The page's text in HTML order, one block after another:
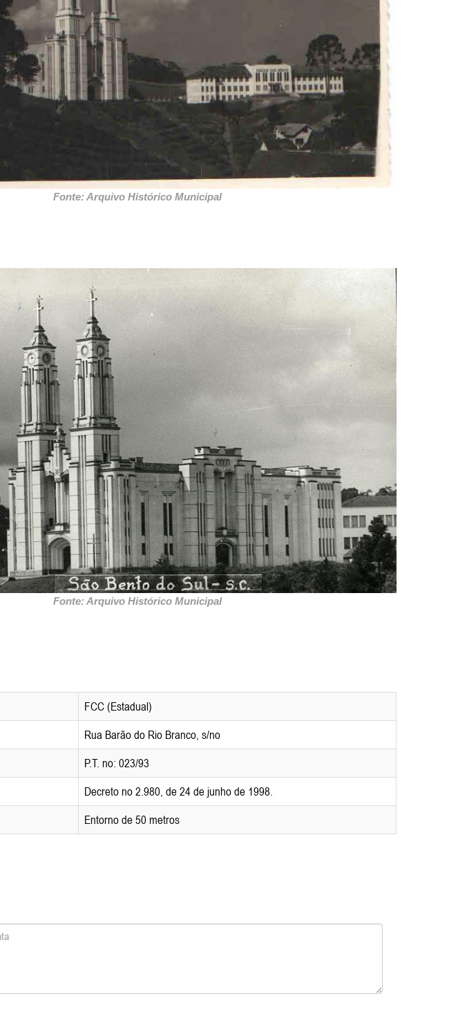
Fonte: Arquivo Histórico Municipal
Fonte: Arquivo Histórico Municipal
FCC (Estadual)
Rua Barão do Rio Branco, s/no
P.T. no: 023/93
Decreto no 2.980, de 24 de junho de 1998.
Entorno de 50 metros